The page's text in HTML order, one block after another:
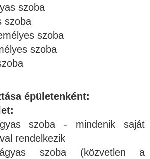
szoba
szoba
szoba
szoba
épületenként:
szoba - mindenik saját
rendelkezik
szoba (közvetlen a